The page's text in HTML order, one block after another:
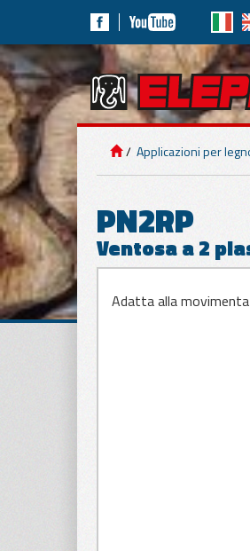
IMPIANTI DI
SOLLEVAMENTO
APPLICAZIONI
PER MARMO E
Applicazioni per
PN2RP
Ventosa a 2
Adatta alla